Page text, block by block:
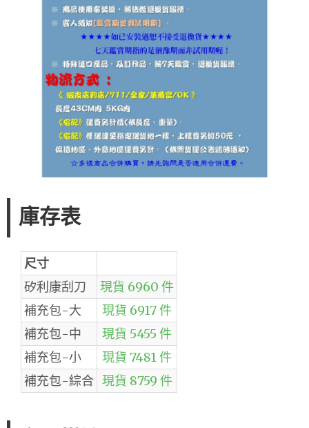
庫存表
尺寸
矽利康刮刀
現貨 6960 件
補充包-大
現貨 6917 件
補充包-中
現貨 5455 件
補充包-小
現貨 7481 件
補充包-綜合 現貨 8759 件